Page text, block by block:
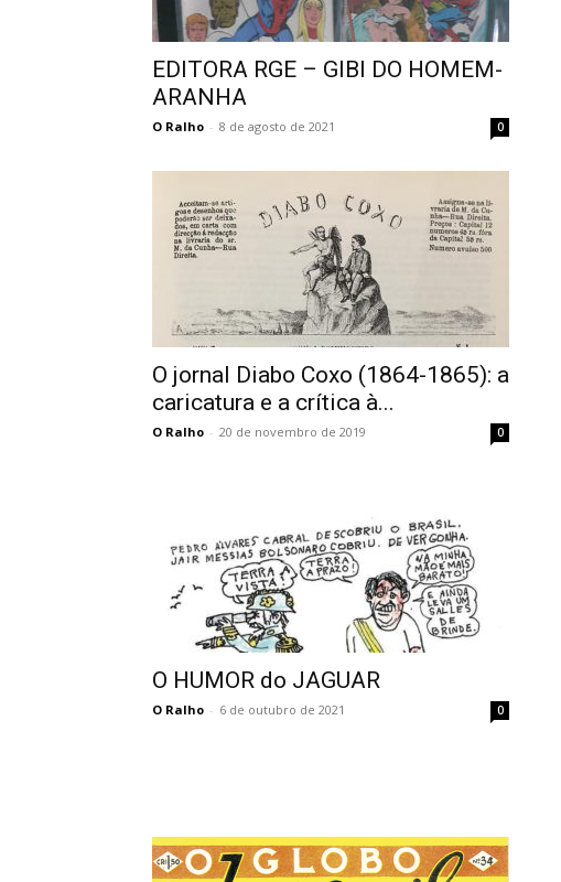
EDITORA RGE – GIBI DO HOMEM-
ARANHA
O Ralho - 8 de agosto de 2021 0
O jornal Diabo Coxo (1864-1865): a
caricatura e a crítica à...
O Ralho - 20 de novembro de 2019 0
O HUMOR do JAGUAR
O Ralho - 6 de outubro de 2021 0